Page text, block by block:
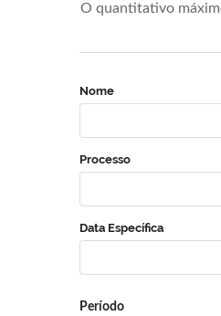
O quantitativo
Nome
Processo
Data Específica
Período